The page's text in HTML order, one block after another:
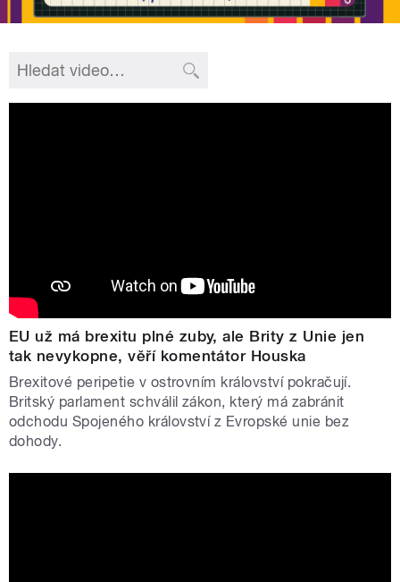
EU už má brexitu plné zuby, ale Brity z Unie jen
tak nevykopne, věří komentátor Houska
Brexitové peripetie v ostrovním království pokračují.
Britský parlament schválil zákon, který má zabránit
odchodu Spojeného království z Evropské unie bez
dohody.